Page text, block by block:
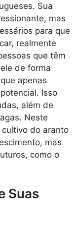
Sua
mas
para que
realmente
que têm
de forma
apenas
Isso
além de
Neste
do aranto
mas
como o
Suas